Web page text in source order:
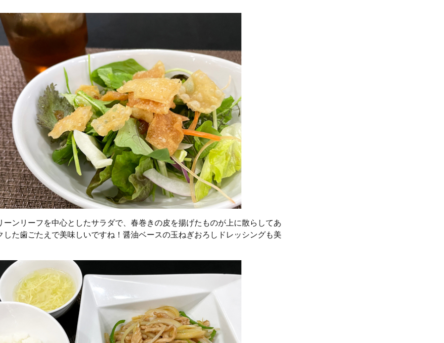
ーンリーフを中心としたサラダで、春巻きの皮を揚げたものが上に散らしてあ
した歯ごたえで美味しいですね！醤油ベースの玉ねぎおろしドレッシングも美